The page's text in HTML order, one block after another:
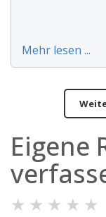
Mehr lesen ...
Eigene
★ ★ ★ ★ ★